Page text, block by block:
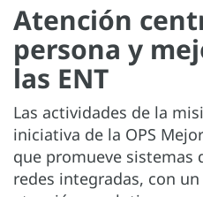
Atención
persona y
las ENT
Las actividades de la
iniciativa de la OPS
que promueve sistemas
redes integradas, con